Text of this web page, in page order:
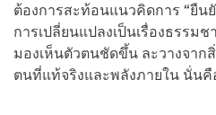
ต้องการสะท้อนแนวคิดการ “ยืน
การเปลี่ยนแปลงเป็นเรื่องธรรม
มองเห็นตัวตนชัดขึ้น ละวางจาก
ตนที่แท้จริงและพลังภายใน นั่นคื